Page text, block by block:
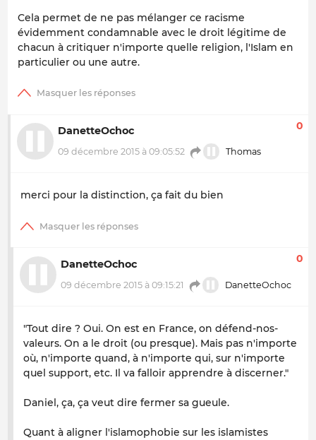
Cela permet de ne pas mélanger ce racisme
évidemment condamnable avec le droit légitime de
chacun à critiquer n'importe quelle religion, l'Islam en
particulier ou une autre.
DanetteOchoc
09 décembre 2015 à 09:05:52 Thomas
0
merci pour la distinction, ça fait du bien
DanetteOchoc
09 décembre 2015 à 09:15:21 DanetteOchoc
0
"Tout dire ? Oui. On est en France, on défend-nos-
valeurs. On a le droit (ou presque). Mais pas n'importe
où, n'importe quand, à n'importe qui, sur n'importe
quel support, etc. Il va falloir apprendre à discerner."
Daniel, ça, ça veut dire fermer sa gueule.
Quant à aligner l'islamophobie sur les islamistes